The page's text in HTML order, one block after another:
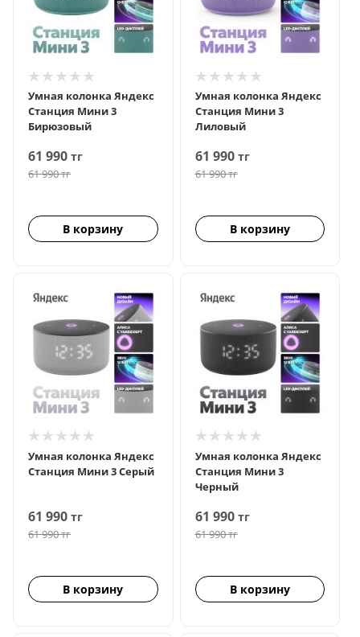
Умная колонка Яндекс
Станция Мини 3
Бирюзовый
61 990 тг
61 990тг
В корзину
Умная колонка Яндекс
Станция Мини 3
Лиловый
61 990тг
61 990тг
В корзину
Умная колонка Яндекс
Станция Мини 3 Серый
61 990 тг
61 990тг
В корзину
Умная колонка Яндекс
Станция Мини 3
Черный
61 990тг
61 990тг
В корзину